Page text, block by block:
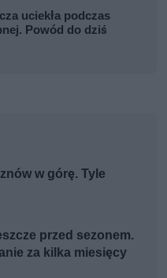
uciekła podczas
Powód do dziś
w górę. Tyle
przed sezonem.
za kilka miesięcy